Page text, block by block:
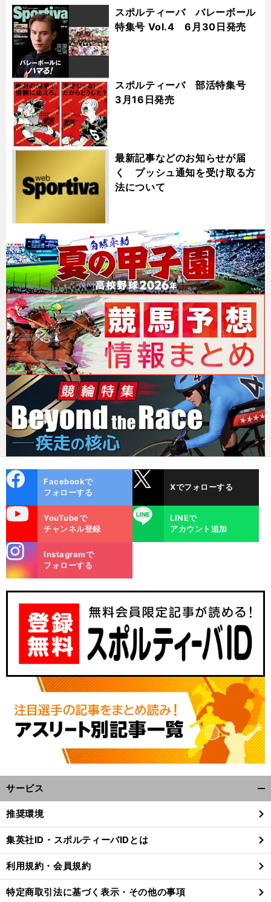
スポルティーバ バレーボール
特集号 Vol.4 6月30日発売
スポルティーバ 部活特集号
3月16日発売
最新記事などのお知らせが届
く プッシュ通知を受け取る方
法について
ok
Facebookで
フォローする
Xでフォローする
YouTubeで
チャンネル登録
LINE
LINEで
アカウント追加
m
Instagramで
フォローする
サービス
閉
る
推奨環境
集英社ID・スポルティーバIDとは
利用規約・会員規約
特定商取引法に基づく表示・その他の事項